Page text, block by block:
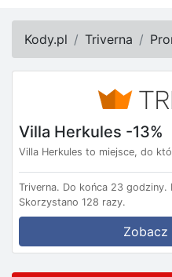
Kody.pl Triverna
Villa Herkules -13%
Villa Herkules to miejsce, do
Triverna. Do końca 23 godziny.
Skorzystano 128 razy.